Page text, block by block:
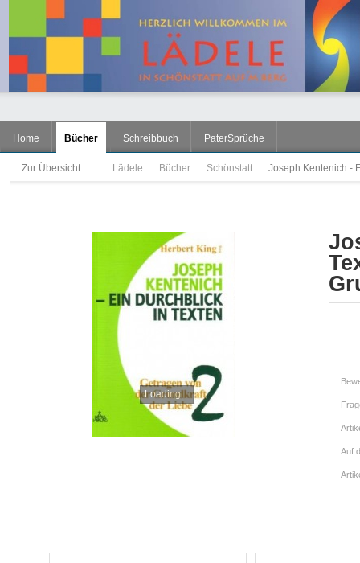
Home Bücher Schreibbuch PaterSprüche
Zur Übersicht Lädele Bücher Schönstatt Joseph Kentenich -
Loading...
Auf